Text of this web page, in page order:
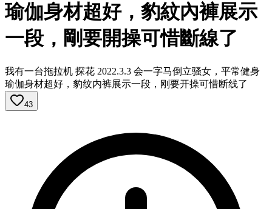
瑜伽身材超好，豹紋內褲展示
一段，剛要開操可惜斷線了
我有一台拖拉机 探花 2022.3.3 会一字马倒立骚女，平常健身
瑜伽身材超好，豹纹内裤展示一段，刚要开操可惜断线了
43